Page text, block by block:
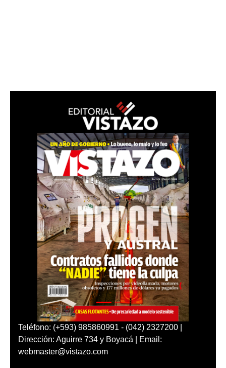
Teléfono: (+593) 985860991 - (042) 2327200 |
Dirección: Aguirre 734 y Boyacá | Email:
webmaster@vistazo.com